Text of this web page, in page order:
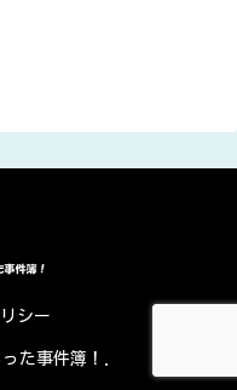
シー
た事件簿！.